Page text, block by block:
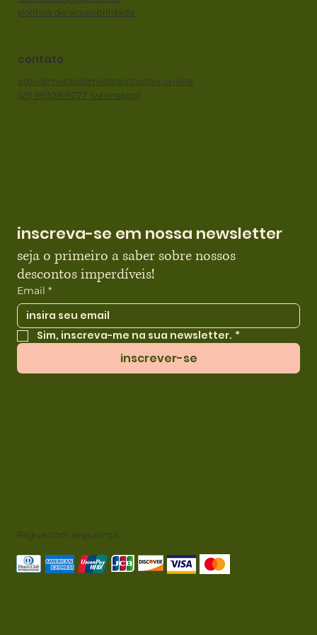
política de acessibilidade
contato
atendimento@misticaintuitiva.online
(21) 99308-9277 (whatsapp)
inscreva-se em nossa newsletter
seja o primeiro a saber sobre nossos
descontos imperdíveis!
Email *
Sim, inscreva-me na sua newsletter. *
inscrever-se
Pague com segurança